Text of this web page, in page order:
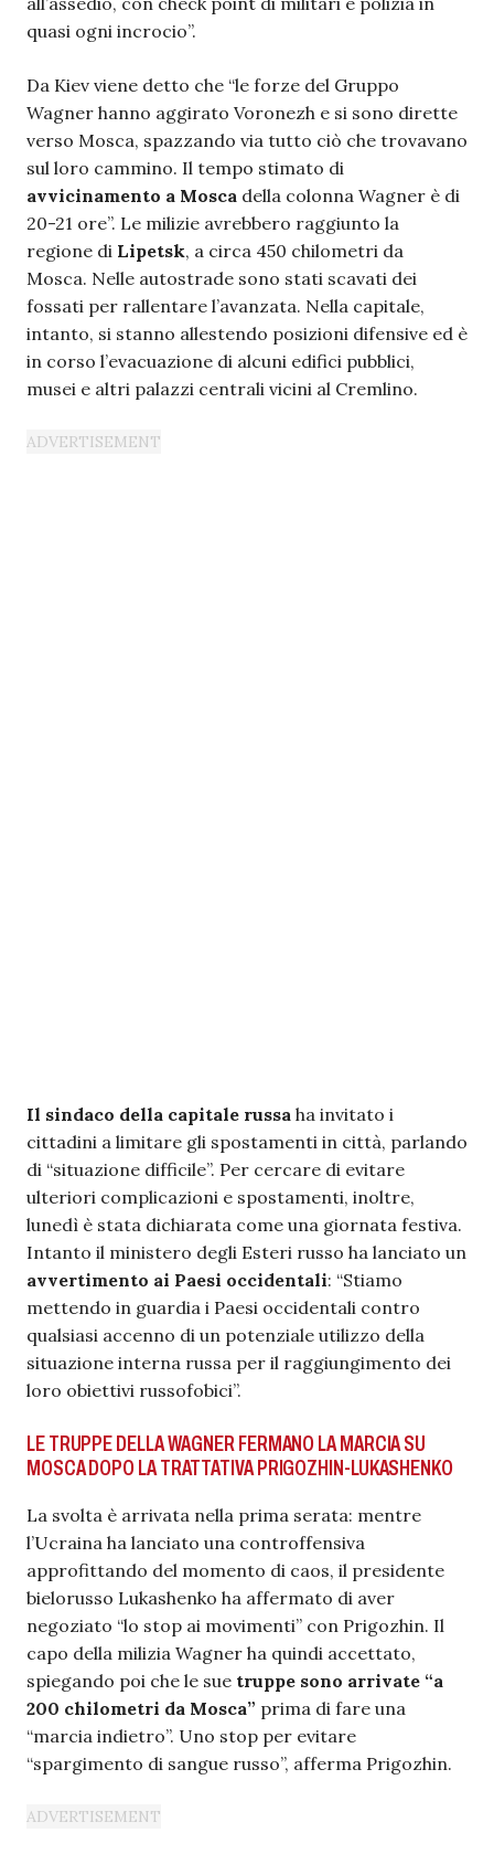
quasi ogni incrocio”.
Da Kiev viene detto che “le forze del Gruppo
Wagner hanno aggirato Voronezh e si sono dirette
verso Mosca, spazzando via tutto ciò che trovavano
sul loro cammino. Il tempo stimato di
avvicinamento a Mosca della colonna Wagner è di
20-21 ore”. Le milizie avrebbero raggiunto la
regione di Lipetsk, a circa 450 chilometri da
Mosca. Nelle autostrade sono stati scavati dei
fossati per rallentare l’avanzata. Nella capitale,
intanto, si stanno allestendo posizioni difensive ed è
in corso l’evacuazione di alcuni edifici pubblici,
musei e altri palazzi centrali vicini al Cremlino.
Il sindaco della capitale russa ha invitato i
cittadini a limitare gli spostamenti in città, parlando
di “situazione difficile”. Per cercare di evitare
ulteriori complicazioni e spostamenti, inoltre,
lunedì è stata dichiarata come una giornata festiva.
Intanto il ministero degli Esteri russo ha lanciato un
avvertimento ai Paesi occidentali: “Stiamo
mettendo in guardia i Paesi occidentali contro
qualsiasi accenno di un potenziale utilizzo della
situazione interna russa per il raggiungimento dei
loro obiettivi russofobici”.
LE TRUPPE DELLA WAGNER FERMANO LA MARCIA SU
MOSCA DOPO LA TRATTATIVA PRIGOZHIN-LUKASHENKO
La svolta è arrivata nella prima serata: mentre
l’Ucraina ha lanciato una controffensiva
approfittando del momento di caos, il presidente
bielorusso Lukashenko ha affermato di aver
negoziato “lo stop ai movimenti” con Prigozhin. Il
capo della milizia Wagner ha quindi accettato,
spiegando poi che le sue truppe sono arrivate “a
200 chilometri da Mosca” prima di fare una
“marcia indietro”. Uno stop per evitare
“spargimento di sangue russo”, afferma Prigozhin.